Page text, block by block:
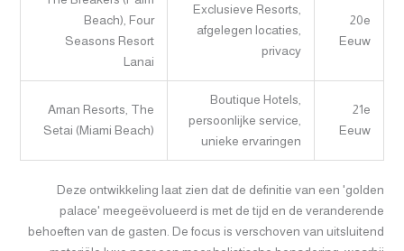
20e
Eeuw
Exclusieve Resorts,
afgelegen locaties,
privacy
Beach), Four
Seasons Resort
Lanai
21e
Eeuw
Boutique Hotels,
persoonlijke service,
unieke ervaringen
Aman Resorts, The
Setai (Miami Beach)
Deze ontwikkeling laat zien dat de definitie van een 'golden
palace' meegeëvolueerd is met de tijd en de veranderende
behoeften van de gasten. De focus is verschoven van uitsluitend